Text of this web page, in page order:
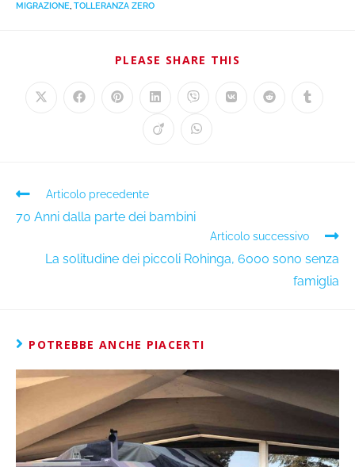
MIGRAZIONE, TOLLERANZA ZERO
PLEASE SHARE THIS
Articolo precedente
70 Anni dalla parte dei bambini
Articolo successivo
La solitudine dei piccoli Rohinga, 6000 sono senza
famiglia
POTREBBE ANCHE PIACERTI